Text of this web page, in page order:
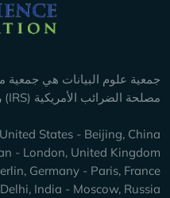
جمعية علوم البيانات هي جمعية
مصلحة الضرائب الأمريكية (IRS) رقم 82-3082527.
States - Beijing, China
- London, United Kingdom
Germany - Paris, France
India - Moscow, Russia